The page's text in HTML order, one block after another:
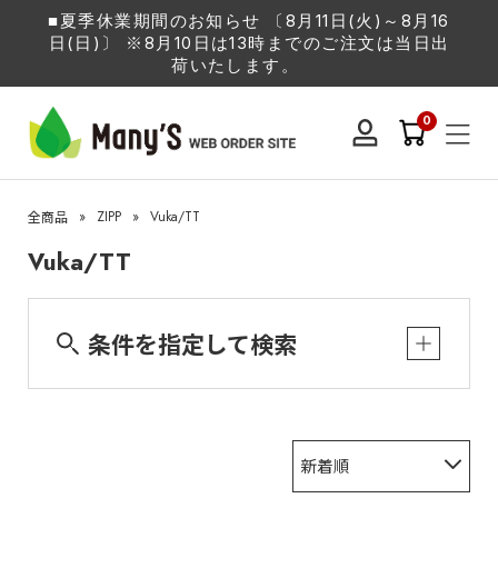
■夏季休業期間のお知らせ 〔8月11日(火)～8月16
日(日)〕 ※8月10日は13時までのご注文は当日出
荷いたします。
0
全商品 » ZIPP » Vuka/TT
Vuka/TT
条件を指定して検索
新着順